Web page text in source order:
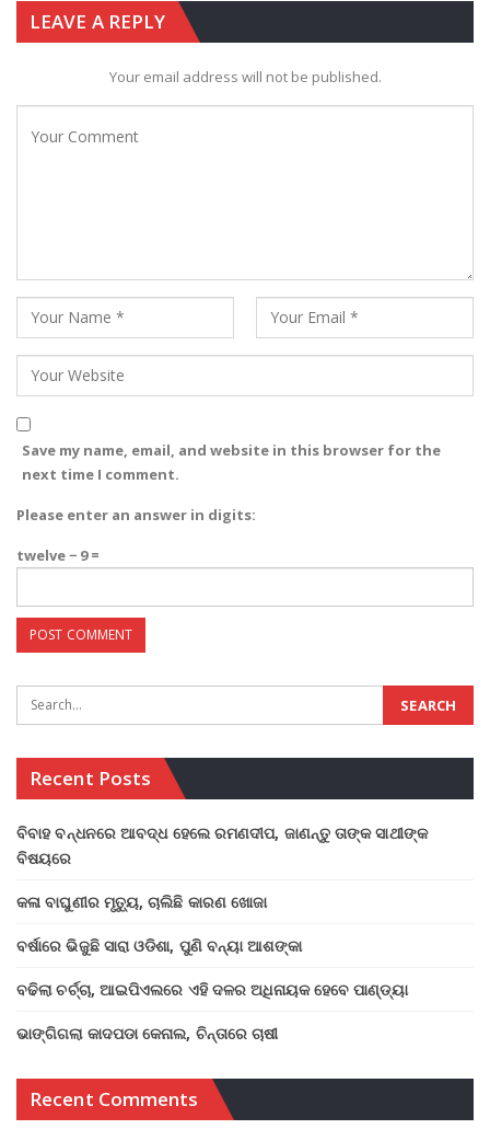
LEAVE A REPLY
Your email address will not be published.
Save my name, email, and website in this browser for the
next time I comment.
Please enter an answer in digits:
twelve − 9 =
Recent Posts
ବିବାହ ବନ୍ଧନରେ ଆବଦ୍ଧ ହେଲେ ରମଣଦୀପ, ଜାଣନ୍ତୁ ତାଙ୍କ ସାଥୀଙ୍କ
ବିଷୟରେ
କଳା ବାଘୁଣୀର ମୃତ୍ୟୁ, ଚାଲିଛି କାରଣ ଖୋଜା
ବର୍ଷାରେ ଭିଜୁଛି ସାରା ଓଡିଶା, ପୁଣି ବନ୍ୟା ଆଶଙ୍କା
ବଢିଲା ଚର୍ଚ୍ଚା, ଆଇପିଏଲରେ ଏହି ଦଳର ଅଧିନାୟକ ହେବେ ପାଣ୍ଡ୍ୟା
ଭାଙ୍ଗିଗଲା କାଦପଡା କେନାଲ, ଚିନ୍ତାରେ ଚାଷୀ
Recent Comments